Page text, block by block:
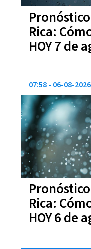
Rica:
HOY 7 de
Rica:
HOY 6 de
07:58 06-08-2026